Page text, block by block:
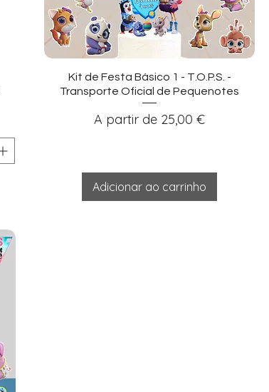
Visualização rápida
Kit de Festa Básico 1 - T.O.P.S. -
Transporte Oficial de Pequenotes
A partir de 25,00 €
Preço promocional
Adicionar ao carrinho